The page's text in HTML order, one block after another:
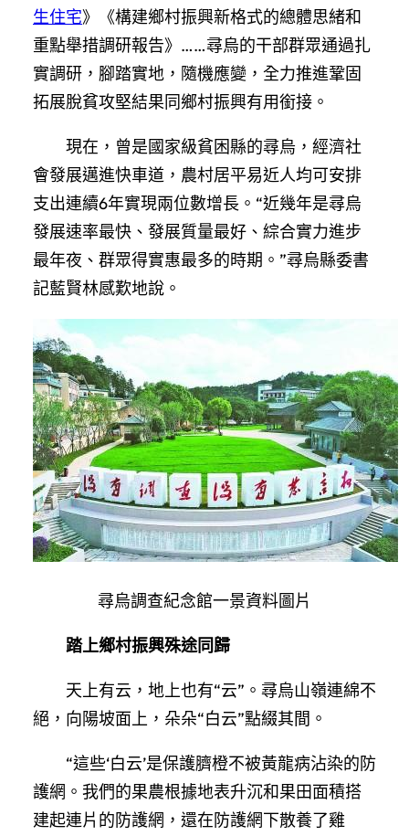
生住宅》《構建鄉村振興新格式的總體思緒和
重點舉措調研報告》……尋烏的干部群眾通過扎
實調研，腳踏實地，隨機應變，全力推進鞏固
拓展脫貧攻堅結果同鄉村振興有用銜接。
現在，曾是國家級貧困縣的尋烏，經濟社
會發展邁進快車道，農村居平易近人均可安排
支出連續6年實現兩位數增長。“近幾年是尋烏
發展速率最快、發展質量最好、綜合實力進步
最年夜、群眾得實惠最多的時期。”尋烏縣委書
記藍賢林感歎地說。
尋烏調查紀念館一景資料圖片
踏上鄉村振興殊途同歸
天上有云，地上也有“云”。尋烏山嶺連綿不
絕，向陽坡面上，朵朵“白云”點綴其間。
“這些‘白云’是保護臍橙不被黃龍病沾染的防
護網。我們的果農根據地表升沉和果田面積搭
建起連片的防護網，還在防護網下散養了雞